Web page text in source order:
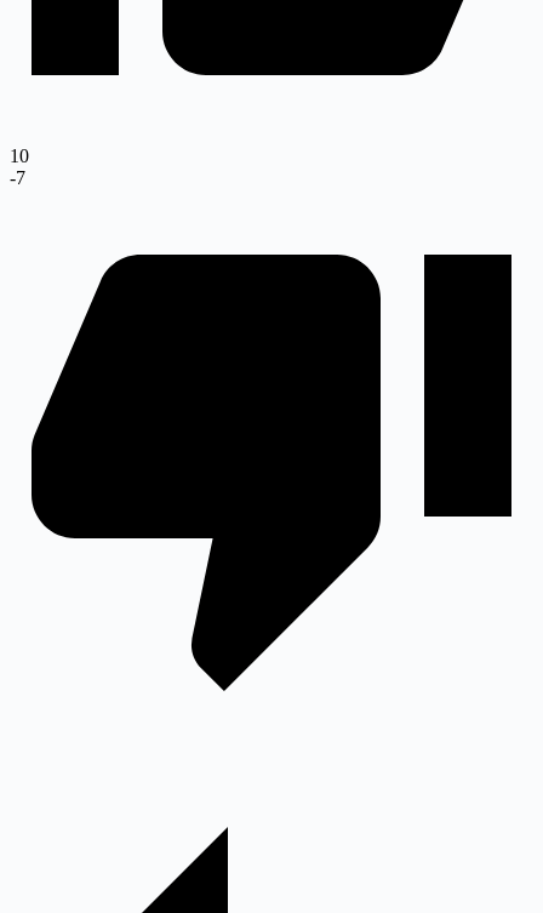
10
-7